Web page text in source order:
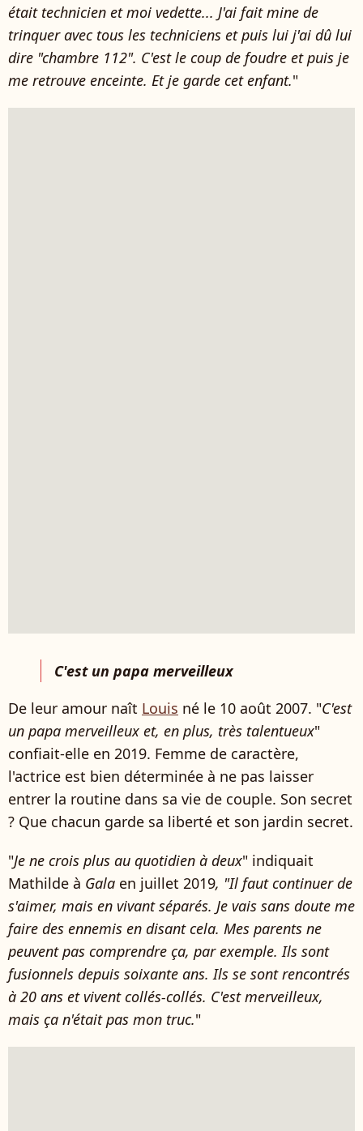
était technicien et moi vedette... J'ai fait mine de
trinquer avec tous les techniciens et puis lui j'ai dû lui
dire "chambre 112". C'est le coup de foudre et puis je
me retrouve enceinte. Et je garde cet enfant."
C'est un papa merveilleux
De leur amour naît Louis né le 10 août 2007. "C'est
un papa merveilleux et, en plus, très talentueux"
confiait-elle en 2019. Femme de caractère,
l'actrice est bien déterminée à ne pas laisser
entrer la routine dans sa vie de couple. Son secret
? Que chacun garde sa liberté et son jardin secret.
"Je ne crois plus au quotidien à deux" indiquait
Mathilde à Gala en juillet 2019, "Il faut continuer de
s'aimer, mais en vivant séparés. Je vais sans doute me
faire des ennemis en disant cela. Mes parents ne
peuvent pas comprendre ça, par exemple. Ils sont
fusionnels depuis soixante ans. Ils se sont rencontrés
à 20 ans et vivent collés-collés. C'est merveilleux,
mais ça n'était pas mon truc."